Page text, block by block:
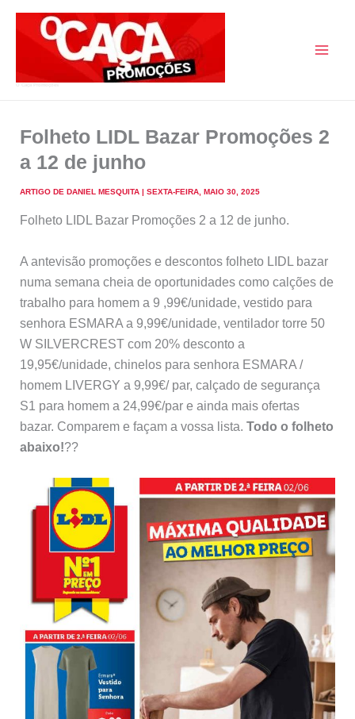
Folheto LIDL Bazar Promoções 2
a 12 de junho
ARTIGO DE DANIEL MESQUITA | SEXTA-FEIRA, MAIO 30, 2025
Folheto LIDL Bazar Promoções 2 a 12 de junho.
A antevisão promoções e descontos folheto LIDL bazar
numa semana cheia de oportunidades como calções de
trabalho para homem a 9 ,99€/unidade, vestido para
senhora ESMARA a 9,99€/unidade, ventilador torre 50
W SILVERCREST com 20% desconto a
19,95€/unidade, chinelos para senhora ESMARA /
homem LIVERGY a 9,99€/ par, calçado de segurança
S1 para homem a 24,99€/par e ainda mais ofertas
bazar. Comparem e façam a vossa lista. Todo o folheto
abaixo!??